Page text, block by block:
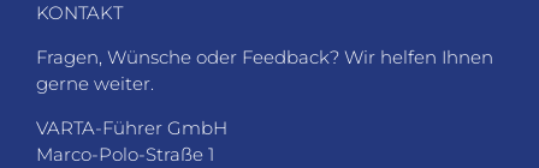
KONTAKT
Fragen, Wünsche oder Feedback? Wir helfen Ihnen
gerne weiter.
VARTA-Führer GmbH
Marco-Polo-Straße 1